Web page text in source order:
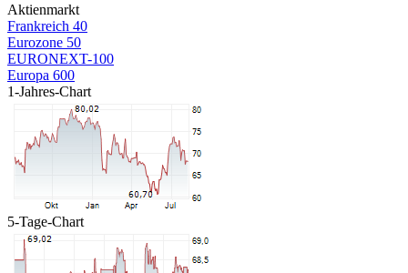
Aktienmarkt
Frankreich 40
Eurozone 50
EURONEXT-100
Europa 600
1-Jahres-Chart
5-Tage-Chart